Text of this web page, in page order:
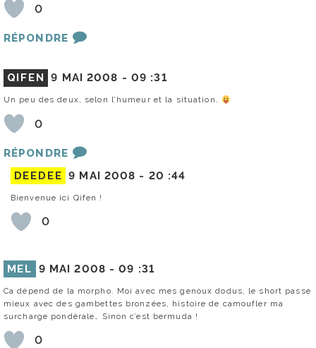
0
RÉPONDRE
QIFEN 9 MAI 2008 - 09 :31
Un peu des deux, selon l’humeur et la situation.
0
RÉPONDRE
DEEDEE 9 MAI 2008 - 20 :44
Bienvenue ici Qifen !
0
MEL 9 MAI 2008 -09 :31
Ca dépend de la morpho. Moi avec mes genoux dodus, le short passe
mieux avec des gambettes bronzées, histoire de camoufler ma
surcharge pondérale… Sinon c’est bermuda !
0